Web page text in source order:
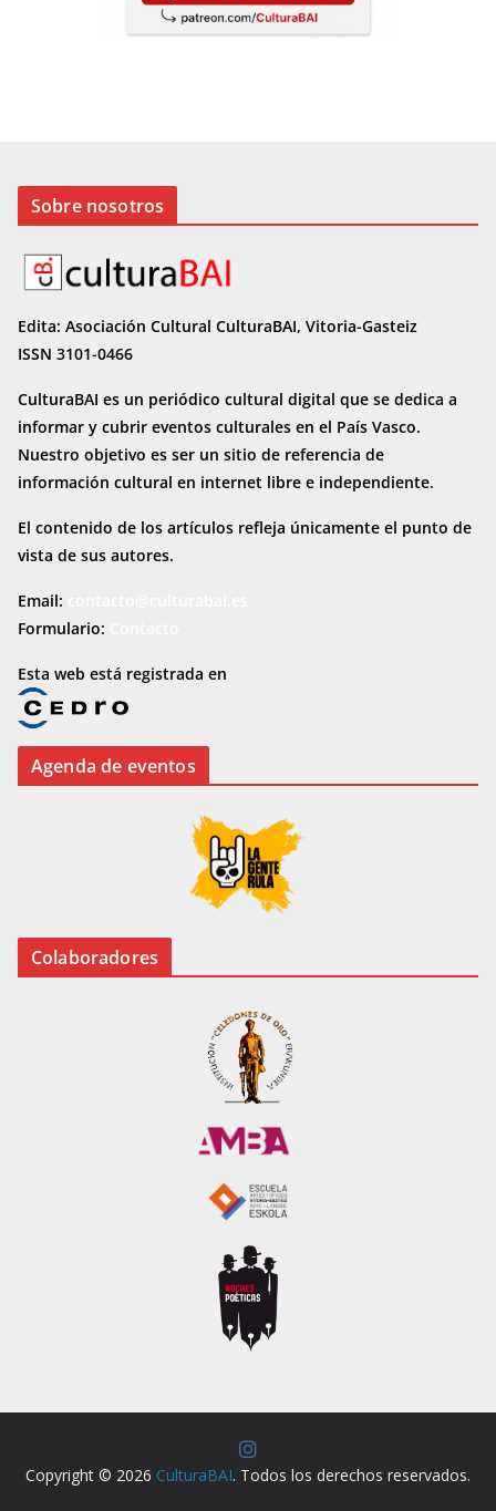
Sobre nosotros
Edita: Asociación Cultural CulturaBAI, Vitoria-Gasteiz
ISSN 3101-0466
CulturaBAI es un periódico cultural digital que se dedica a
informar y cubrir eventos culturales en el País Vasco.
Nuestro objetivo es ser un sitio de referencia de
información cultural en internet libre e independiente.
El contenido de los artículos refleja únicamente el punto de
vista de sus autores.
Email:
Formulario:
Esta web está registrada en
Agenda de eventos
Colaboradores
Copyright © 2026 CulturaBAI. Todos los derechos reservados.